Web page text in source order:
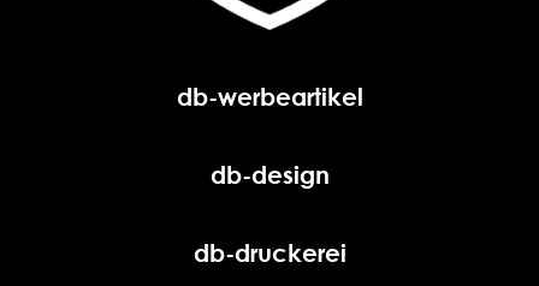
db-werbeartikel
db-design
db-druckerei